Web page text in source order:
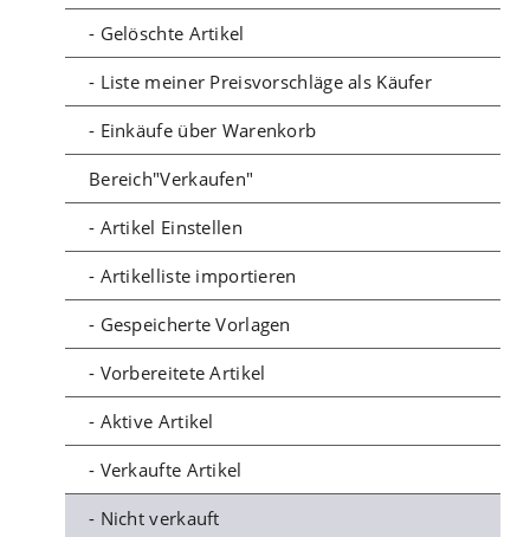
- Gelöschte Artikel
- Liste meiner Preisvorschläge als Käufer
- Einkäufe über Warenkorb
Bereich"Verkaufen"
- Artikel Einstellen
- Artikelliste importieren
- Gespeicherte Vorlagen
- Vorbereitete Artikel
- Aktive Artikel
- Verkaufte Artikel
- Nicht verkauft